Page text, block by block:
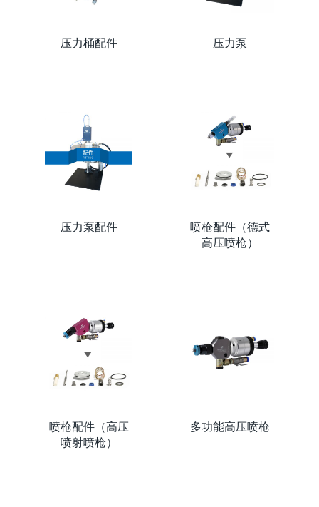
压力桶配件 压力泵
压力泵配件
喷枪配件（德式
高压喷枪）
喷枪配件（高压
喷射喷枪）
多功能高压喷枪